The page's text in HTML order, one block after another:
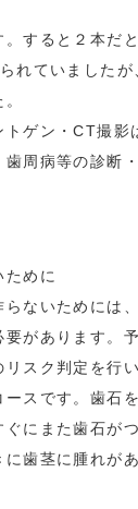
すると２本だ
れていました
トゲン・CT撮影
周病等の診断
ために
ないためには
があります。
スク判定を行
スです。歯石
にまた歯石が
歯茎に腫れが